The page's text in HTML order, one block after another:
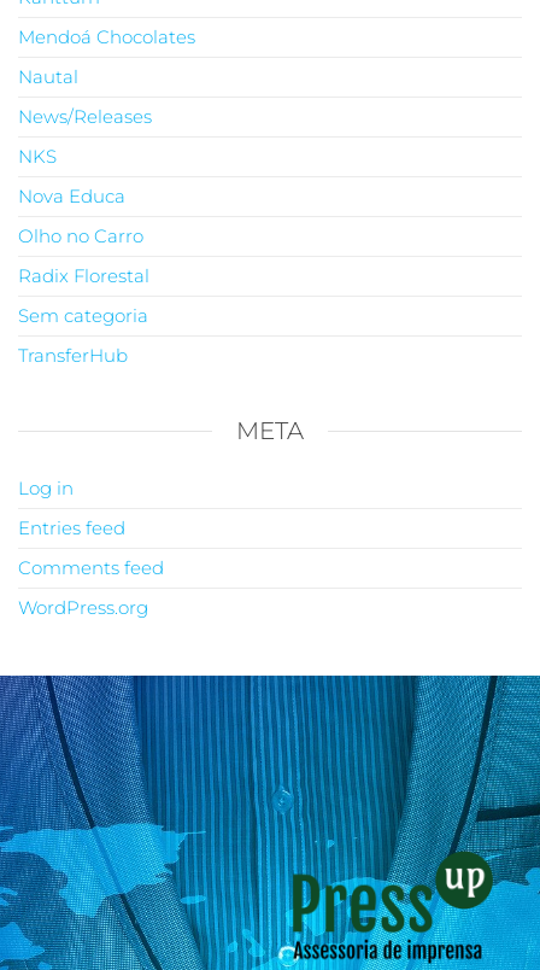
Mendoá Chocolates
Nautal
News/Releases
NKS
Nova Educa
Olho no Carro
Radix Florestal
Sem categoria
TransferHub
META
Log in
Entries feed
Comments feed
WordPress.org